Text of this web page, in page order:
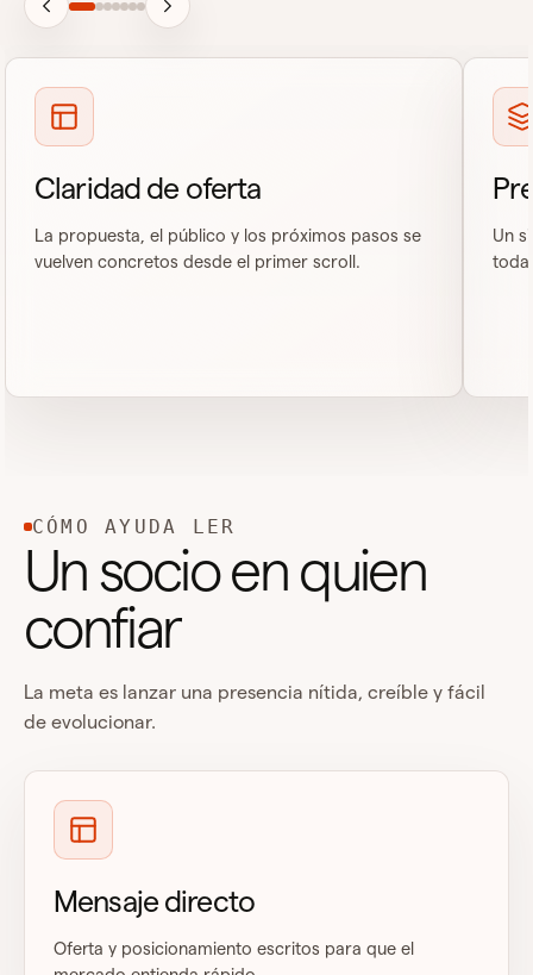
Claridad de oferta
La propuesta, el público y los próximos pasos se
vuelven concretos desde el primer scroll.
Un
CÓMO AYUDA LER
Un socio en quien
confiar
La meta es lanzar una presencia nítida, creíble y fácil
de evolucionar.
Mensaje directo
Oferta y posicionamiento escritos para que el